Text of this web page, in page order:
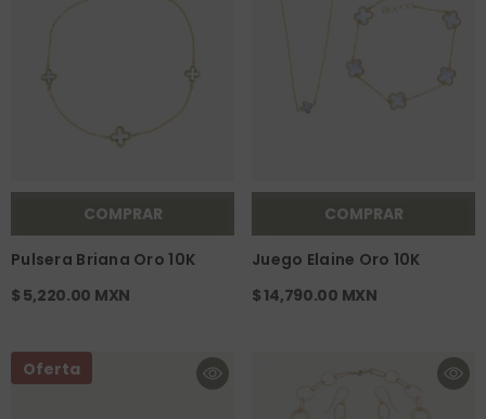
COMPRAR
Pulsera Briana Oro 10K
$ 5,220.00 MXN
COMPRAR
Juego Elaine Oro 10K
$ 14,790.00 MXN
Oferta